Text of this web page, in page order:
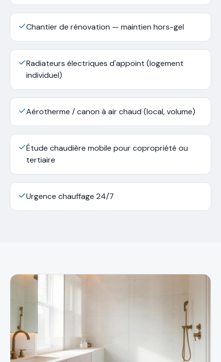
Chantier de rénovation — maintien hors-gel
Radiateurs électriques d'appoint (logement
individuel)
Aérotherme / canon à air chaud (local, volume)
Étude chaudière mobile pour copropriété ou
tertiaire
Urgence chauffage 24/7